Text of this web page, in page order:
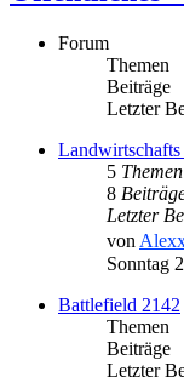
Forum
Themen
Beiträge
Letzter
5 Themen
8
Letzter
von
Sonntag
Battlefield 2142
Themen
Beiträge
Letzter